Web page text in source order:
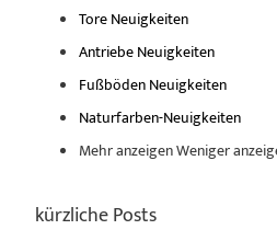
Tore Neuigkeiten
Antriebe Neuigkeiten
Fußböden Neuigkeiten
Naturfarben-Neuigkeiten
Mehr anzeigenWeniger
kürzliche Posts